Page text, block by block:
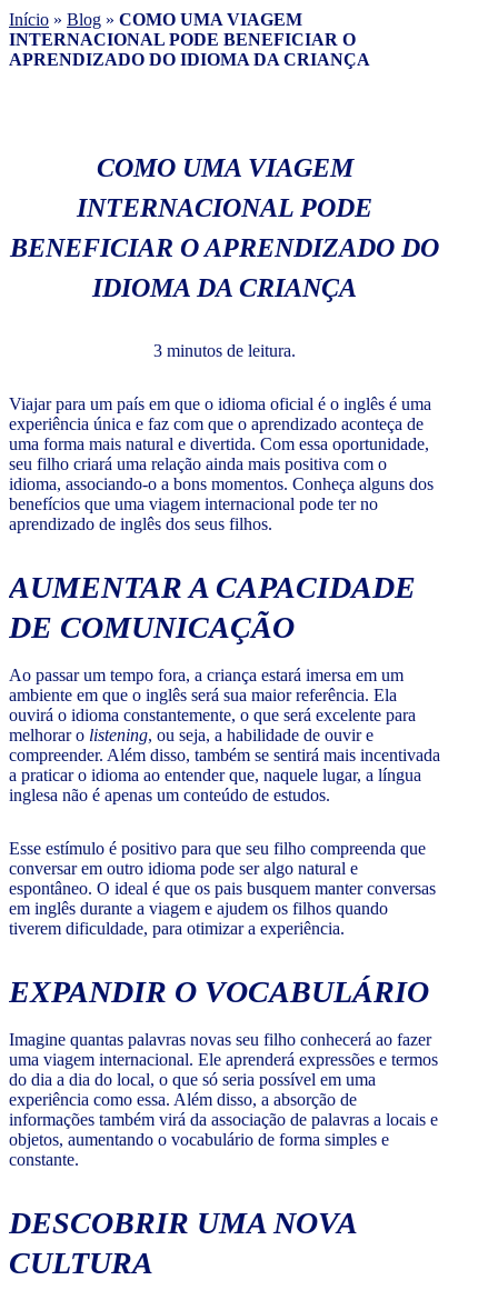
Início » Blog » COMO UMA VIAGEM
INTERNACIONAL PODE BENEFICIAR O
APRENDIZADO DO IDIOMA DA CRIANÇA
COMO UMA VIAGEM
INTERNACIONAL PODE
BENEFICIAR O APRENDIZADO DO
IDIOMA DA CRIANÇA
3 minutos de leitura.
Viajar para um país em que o idioma oficial é o inglês é uma
experiência única e faz com que o aprendizado aconteça de
uma forma mais natural e divertida. Com essa oportunidade,
seu filho criará uma relação ainda mais positiva com o
idioma, associando-o a bons momentos. Conheça alguns dos
benefícios que uma viagem internacional pode ter no
aprendizado de inglês dos seus filhos.
AUMENTAR A CAPACIDADE
DE COMUNICAÇÃO
Ao passar um tempo fora, a criança estará imersa em um
ambiente em que o inglês será sua maior referência. Ela
ouvirá o idioma constantemente, o que será excelente para
melhorar o listening, ou seja, a habilidade de ouvir e
compreender. Além disso, também se sentirá mais incentivada
a praticar o idioma ao entender que, naquele lugar, a língua
inglesa não é apenas um conteúdo de estudos.
Esse estímulo é positivo para que seu filho compreenda que
conversar em outro idioma pode ser algo natural e
espontâneo. O ideal é que os pais busquem manter conversas
em inglês durante a viagem e ajudem os filhos quando
tiverem dificuldade, para otimizar a experiência.
EXPANDIR O VOCABULÁRIO
Imagine quantas palavras novas seu filho conhecerá ao fazer
uma viagem internacional. Ele aprenderá expressões e termos
do dia a dia do local, o que só seria possível em uma
experiência como essa. Além disso, a absorção de
informações também virá da associação de palavras a locais e
objetos, aumentando o vocabulário de forma simples e
constante.
DESCOBRIR UMA NOVA
CULTURA